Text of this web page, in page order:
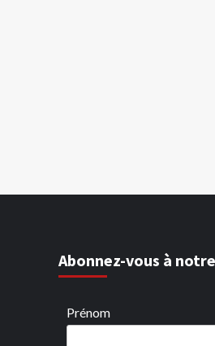
Abonnez-vous à
Prénom